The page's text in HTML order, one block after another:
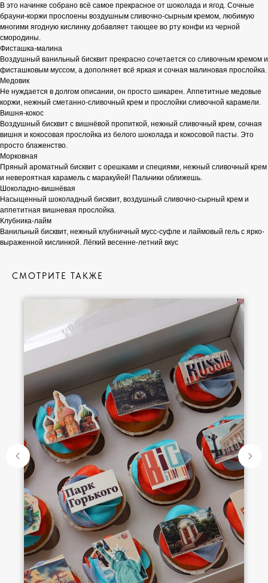
В это начинке собрано всё самое прекрасное от шоколада и ягод. Сочные
брауни-коржи прослоены воздушным сливочно-сырным кремом, любимую
многими ягодную кислинку добавляет тающее во рту конфи из черной
смородины.
Фисташка-малина
Воздушный ванильный бисквит прекрасно сочетается со сливочным кремом и
фисташковым муссом, а дополняет всё яркая и сочная малиновая прослойка.
Медовик
Не нуждается в долгом описании, он просто шикарен. Аппетитные медовые
коржи, нежный сметанно-сливочный крем и прослойки сливочной карамели.
Вишня-кокос
Воздушный бисквит с вишнёвой пропиткой, нежный сливочный крем, сочная
вишня и кокосовая прослойка из белого шоколада и кокосовой пасты. Это
просто блаженство.
Морковная
Пряный ароматный бисквит с орешками и специями, нежный сливочный крем
и невероятная карамель с маракуйей! Пальчики оближешь.
Шоколадно-вишнёвая
Насыщенный шоколадный бисквит, воздушный сливочно-сырный крем и
аппетитная вишневая прослойка.
Клубника-лайм
Ванильный бисквит, нежный клубничный мусс-суфле и лаймовый гель с ярко-
выраженной кислинкой. Лёгкий весенне-летний вкус
СМОТРИТЕ ТАКЖЕ